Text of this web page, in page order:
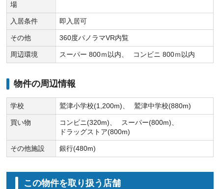
場
入居条件 即入居可
その他 360度パノラマVR内覧
周辺環境 スーパー 800ｍ以内 コンビニ 800ｍ以内
物件の周辺情報
学校 鷲津小学校(1,200m) 鷲津中学校(880m)
買い物 コンビニ(320m)
スーパー(800m)
ドラッグストア(800m)
その他施設 銀行(480m)
この物件を取り扱う店舗